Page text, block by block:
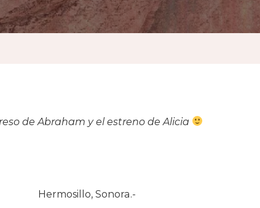
de Abraham y el estreno de Alicia
Hermosillo, Sonora.-